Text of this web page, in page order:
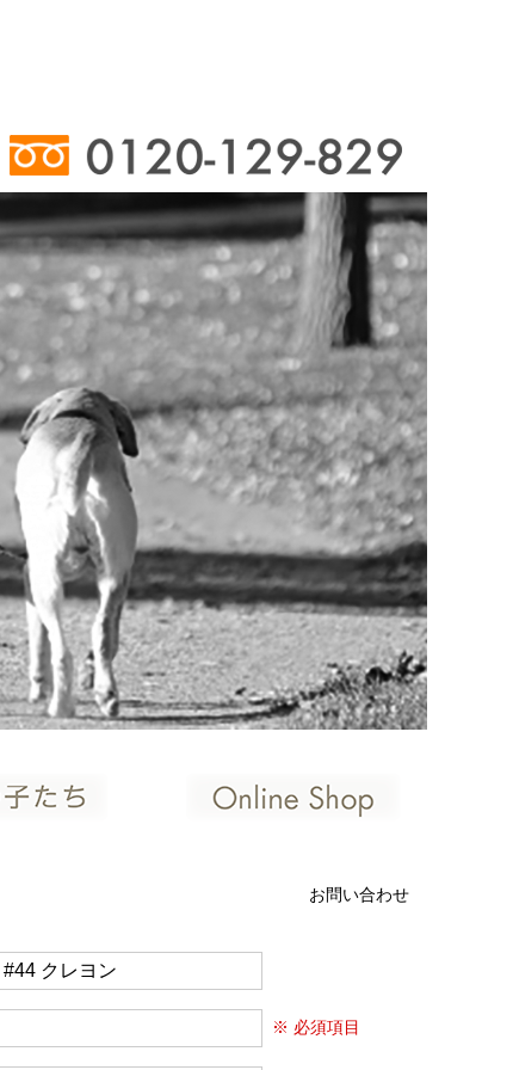
お問い合わせ
※ 必須項目